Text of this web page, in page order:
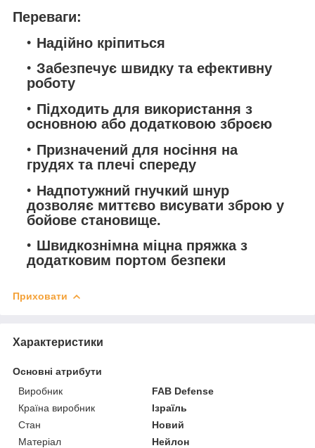
Переваги:
Надійно кріпиться
Забезпечує швидку та ефективну
роботу
Підходить для використання з
основною або додатковою зброєю
Призначений для носіння на
грудях та плечі спереду
Надпотужний гнучкий шнур
дозволяє миттєво висувати зброю у
бойове становище.
Швидкознімна міцна пряжка з
додатковим портом безпеки
Приховати
Характеристики
Основні атрибути
Виробник
FAB Defense
Країна виробник
Ізраїль
Стан
Новий
Матеріал
Нейлон